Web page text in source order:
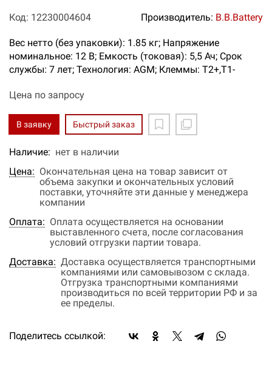
Код: 12230004604 Производитель: B.B.Battery
Вес нетто (без упаковки): 1.85 кг; Напряжение
номинальное: 12 В; Емкость (токовая): 5,5 Ач; Срок
службы: 7 лет; Технология: AGM; Клеммы: T2+,T1-
Цена по запросу
В заявку Быстрый заказ
Наличие: нет в наличии
Цена: Окончательная цена на товар зависит от
объема закупки и окончательных условий
поставки, уточняйте эти данные у менеджера
компании
Оплата: Оплата осуществляется на основании
выставленного счета, после согласования
условий отгрузки партии товара.
Доставка: Доставка осуществляется транспортными
компаниями или самовывозом с склада.
Отгрузка транспортными компаниями
производиться по всей территории РФ и за
ее пределы.
Поделитесь ссылкой: